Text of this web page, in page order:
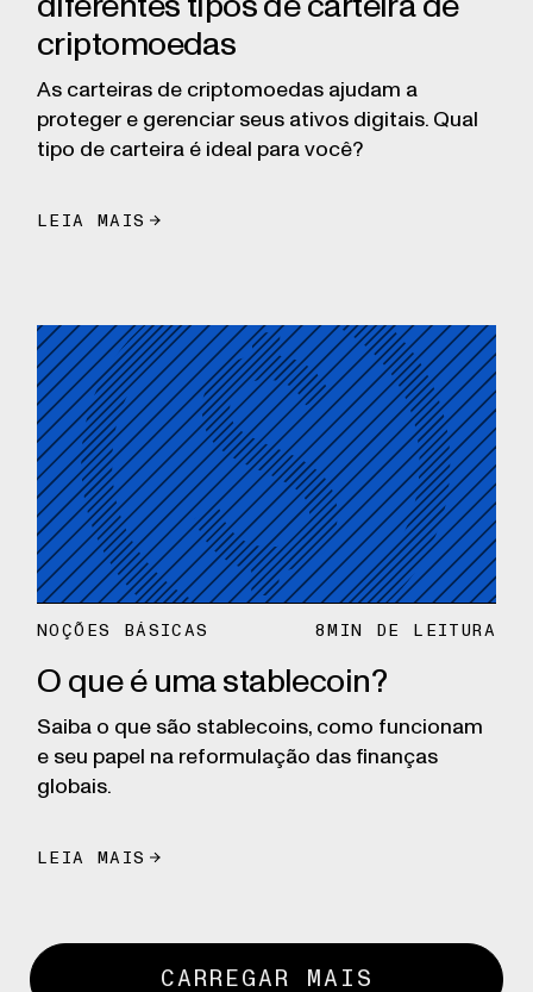
diferentes tipos de carteira de
criptomoedas
As carteiras de criptomoedas ajudam a
proteger e gerenciar seus ativos digitais. Qual
tipo de carteira é ideal para você?
LEIA MAIS
NOÇÕES BÁSICAS 8 MIN DE LEITURA
O que é uma stablecoin?
Saiba o que são stablecoins, como funcionam
e seu papel na reformulação das finanças
globais.
LEIA MAIS
CARREGAR MAIS